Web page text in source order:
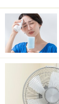
しかし、日
化熱で奪わ
まで下がる
膚温が一時
温が命に関
せん。